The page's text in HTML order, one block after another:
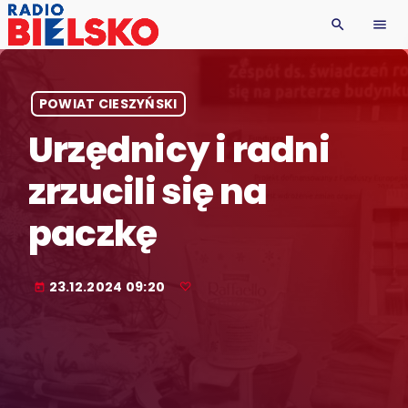
search menu
POWIAT CIESZYŃSKI
Urzędnicy i radni
zrzucili się na
paczkę
today 23.12.2024 09:20